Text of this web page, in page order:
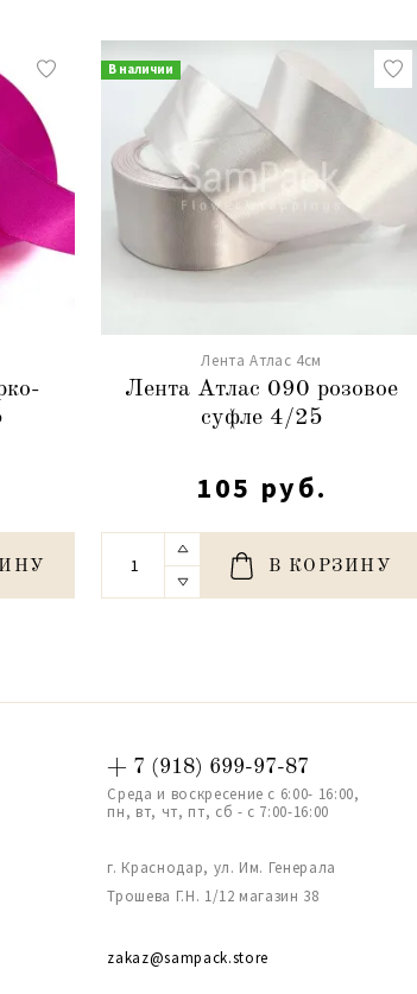
В наличии
Лента Атлас 4см
Лента Атлас 090 розовое
суфле 4/25
105 руб.
В КОРЗИНУ
+ 7 (918) 699-97-87
Среда и воскресение с 6:00- 16:00,
пн, вт, чт, пт, сб - с 7:00-16:00
г. Краснодар, ул. Им. Генерала
Трошева Г.Н. 1/12 магазин 38
zakaz@sampack.store